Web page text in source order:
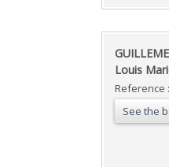
Louis
Reference
See the